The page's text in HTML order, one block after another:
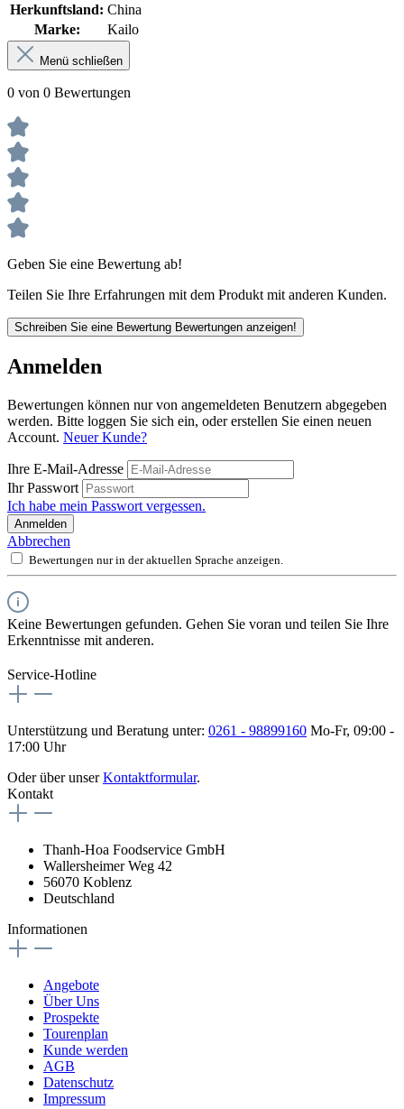
Herkunftsland: China
Marke:
Kailo
Menü schließen
0 von 0 Bewertungen
Geben Sie eine Bewertung ab!
Teilen Sie Ihre Erfahrungen mit dem Produkt mit anderen Kunden.
Schreiben Sie eine Bewertung Bewertungen anzeigen!
Anmelden
Bewertungen können nur von angemeldeten Benutzern abgegeben
werden. Bitte loggen Sie sich ein, oder erstellen Sie einen neuen
Account. Neuer Kunde?
Ihre E-Mail-Adresse
Ihr Passwort
Ich habe mein Passwort vergessen.
Anmelden
Abbrechen
Bewertungen nur in der aktuellen Sprache anzeigen.
Keine Bewertungen gefunden. Gehen Sie voran und teilen Sie Ihre
Erkenntnisse mit anderen.
Service-Hotline
Unterstützung und Beratung unter: 0261 - 98899160 Mo-Fr, 09:00 -
17:00 Uhr
Oder über unserKontaktformular.
Kontakt
Thanh-Hoa Foodservice GmbH
Wallersheimer Weg 42
56070 Koblenz
Deutschland
Informationen
Angebote
Über Uns
Prospekte
Tourenplan
Kunde werden
AGB
Datenschutz
Impressum